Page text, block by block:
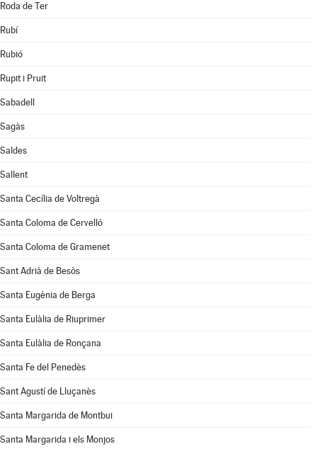
Roda de Ter
Rubí
Rubió
Rupit i Pruit
Sabadell
Sagàs
Saldes
Sallent
Santa Cecília de Voltregà
Santa Coloma de Cervelló
Santa Coloma de Gramenet
Sant Adrià de Besòs
Santa Eugènia de Berga
Santa Eulàlia de Riuprimer
Santa Eulàlia de Ronçana
Santa Fe del Penedès
Sant Agustí de Lluçanès
Santa Margarida de Montbui
Santa Margarida i els Monjos